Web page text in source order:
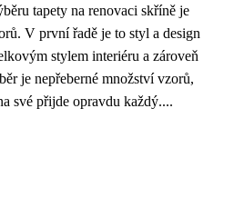
tapety na renovaci skříně je
V první řadě je to styl a design
stylem interiéru a zároveň
je nepřeberné množství vzorů,
své přijde opravdu každý....